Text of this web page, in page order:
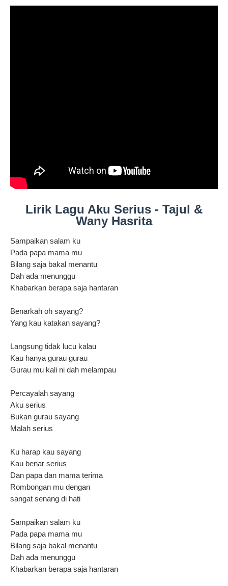
Lirik Lagu Aku Serius - Tajul &
Wany Hasrita
Sampaikan salam ku
Pada papa mama mu
Bilang saja bakal menantu
Dah ada menunggu
Khabarkan berapa saja hantaran
Benarkah oh sayang?
Yang kau katakan sayang?
Langsung tidak lucu kalau
Kau hanya gurau gurau
Gurau mu kali ni dah melampau
Percayalah sayang
Aku serius
Bukan gurau sayang
Malah serius
Ku harap kau sayang
Kau benar serius
Dan papa dan mama terima
Rombongan mu dengan
sangat senang di hati
Sampaikan salam ku
Pada papa mama mu
Bilang saja bakal menantu
Dah ada menunggu
Khabarkan berapa saja hantaran